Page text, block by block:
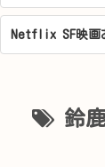
Netflix SF映画
鈴